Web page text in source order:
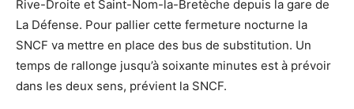
Rive-Droite et Saint-Nom-la-Bretèche depuis la gare de
La Défense. Pour pallier cette fermeture nocturne la
SNCF va mettre en place des bus de substitution. Un
temps de rallonge jusqu’à soixante minutes est à prévoir
dans les deux sens, prévient la SNCF.